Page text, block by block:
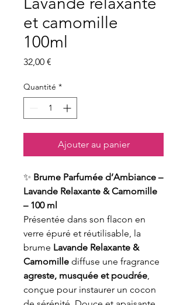
et camomille
100ml
32,00 €
Quantité *
Ajouter au panier
✨ Brume Parfumée d’Ambiance –
Lavande Relaxante & Camomille
– 100 ml
Présentée dans son flacon en
verre épuré et réutilisable, la
brume Lavande Relaxante &
Camomille diffuse une fragrance
agreste, musquée et poudrée,
conçue pour instaurer un cocon